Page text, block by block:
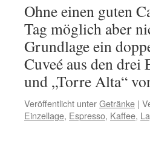
Ohne einen guten
Tag möglich aber
Grundlage ein
Cuveé aus den drei
und „Torre Alta“
Veröffentlicht unterGetränke |
Einzellage, Espresso, Kaffee,